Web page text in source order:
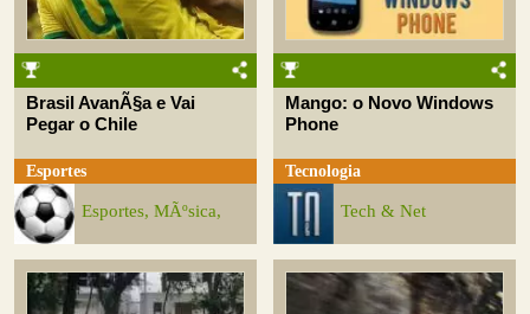
Brasil AvanÃ§a e Vai
Pegar o Chile
Esportes
Esportes, MÃºsica,
Mango: o Novo Windows
Phone
Tecnologia
Tech & Net